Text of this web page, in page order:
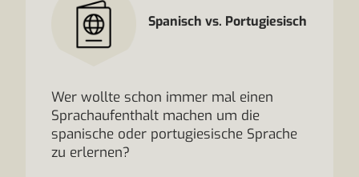
Spanisch vs. Portugiesisch
Wer wollte schon immer mal einen
Sprachaufenthalt machen um die
spanische oder portugiesische Sprache
zu erlernen?